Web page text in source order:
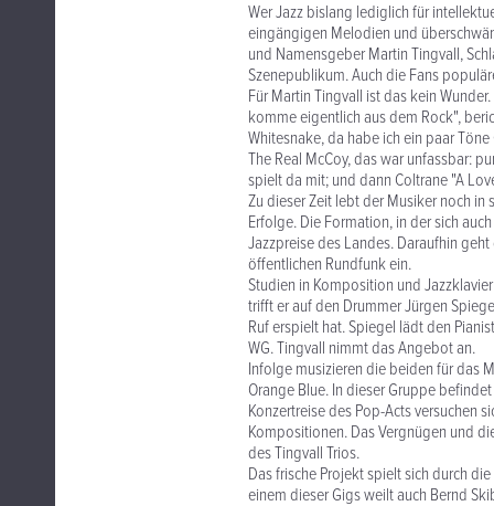
Wer Jazz bislang lediglich für
eingängigen Melodien und
und Namensgeber Martin Tingvall,
Szenepublikum. Auch die Fans
Für Martin Tingvall ist das kein
komme eigentlich aus dem Rock",
Whitesnake, da habe ich ein paar
The Real McCoy, das war unfassbar:
spielt da mit; und dann Coltrane "A
Zu dieser Zeit lebt der Musiker noch
Erfolge. Die Formation, in der sich
Jazzpreise des Landes. Daraufhin
öffentlichen Rundfunk ein.
Studien in Komposition und
trifft er auf den Drummer Jürgen
Ruf erspielt hat. Spiegel lädt den
WG. Tingvall nimmt das Angebot an.
Infolge musizieren die beiden für das
Orange Blue. In dieser Gruppe
Konzertreise des Pop-Acts versuchen
Kompositionen. Das Vergnügen und
des Tingvall Trios.
Das frische Projekt spielt sich durch
einem dieser Gigs weilt auch Bernd